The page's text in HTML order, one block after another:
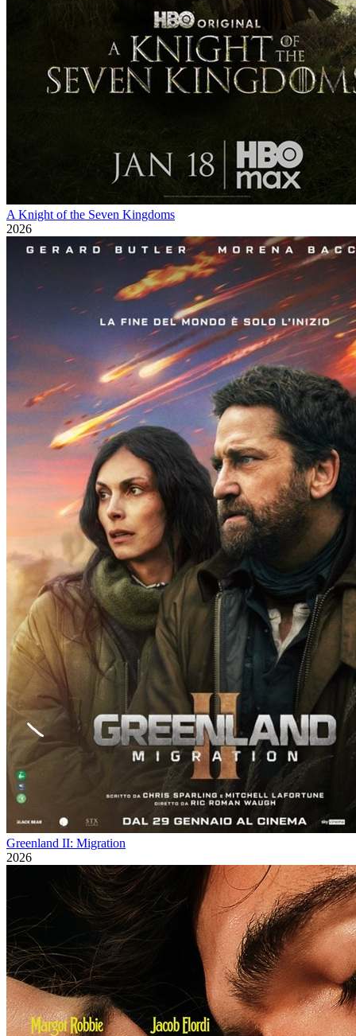
A Knight of the Seven Kingdoms
2026
Greenland II: Migration
2026